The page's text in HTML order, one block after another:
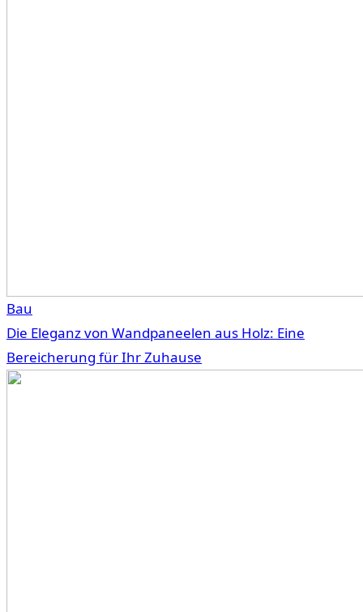
Bau
Die Eleganz von Wandpaneelen aus Holz: Eine
Bereicherung für Ihr Zuhause